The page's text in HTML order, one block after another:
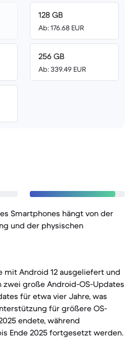
128 GB
Ab: 176.68 EUR
256 GB
Ab: 339.49 EUR
Smartphones hängt von der
und der physischen
mit Android 12 ausgeliefert und
große Android-OS-Updates
für etwa vier Jahre, was
für größere OS-
endete, während
Ende 2025 fortgesetzt werden.